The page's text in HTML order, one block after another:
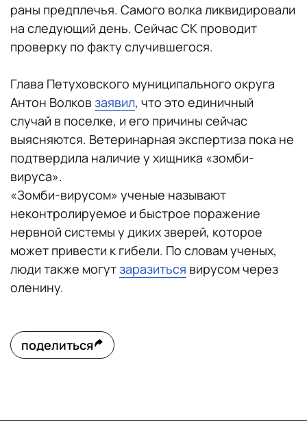
раны предплечья. Самого волка ликвидировали
на следующий день. Сейчас СК проводит
проверку по факту случившегося.
Глава Петуховского муниципального округа
Антон Волков заявил, что это единичный
случай в поселке, и его причины сейчас
выясняются. Ветеринарная экспертиза пока не
подтвердила наличие у хищника «зомби-
вируса».
«Зомби-вирусом» ученые называют
неконтролируемое и быстрое поражение
нервной системы у диких зверей, которое
может привести к гибели. По словам ученых,
люди также могутзаразиться вирусом через
оленину.
поделиться